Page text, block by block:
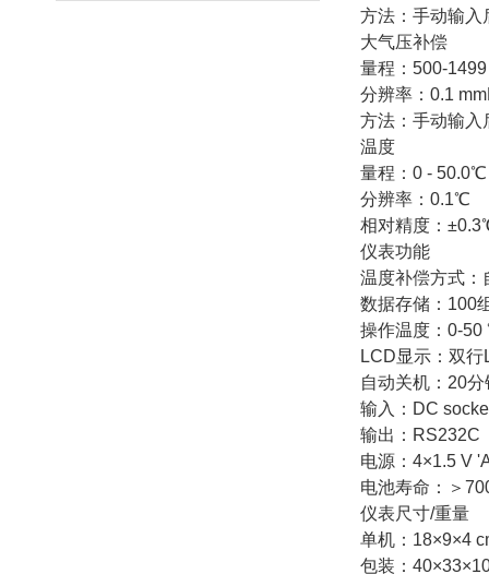
方法：手动输入
大气压补偿
量程：500-
分辨率：0.1
方法：手动输入
温度
量程：0 - 50.0℃
分辨率：0.1℃
相对精度：
仪表功能
温度补偿方式
数据存储：100
操作温度：0-
LCD显示：双
自动关机：20
输入：DC
输出：RS232C
电源：4×1.5 V
电池寿命：＞
仪表尺寸/重量
单机：18×9×4
包装：